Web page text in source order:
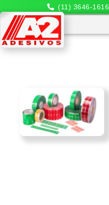
(11) 3646-1616